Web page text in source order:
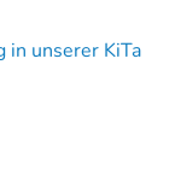
in unserer KiTa